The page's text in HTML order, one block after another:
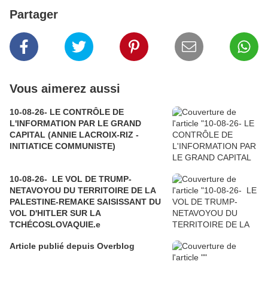
Partager
Vous aimerez aussi
10-08-26- LE CONTRÔLE DE
L'INFORMATION PAR LE GRAND
CAPITAL (ANNIE LACROIX-RIZ -
INITIATICE COMMUNISTE)
10-08-26- LE VOL DE TRUMP-
NETAVOYOU DU TERRITOIRE DE LA
PALESTINE-REMAKE SAISISSANT DU
VOL D'HITLER SUR LA
TCHÉCOSLOVAQUIE.e
Article publié depuis Overblog